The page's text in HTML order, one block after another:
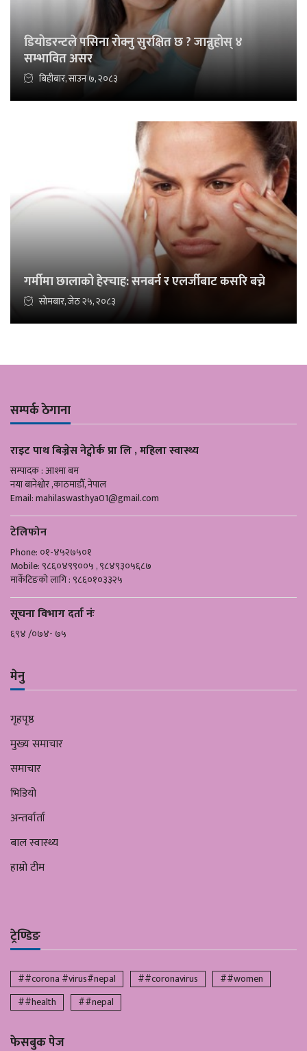
डियोडरन्टले पसिना रोक्नु सुरक्षित छ ? जान्नुहोस् ४
सम्भावित असर
बिहीबार, साउन ७, २०८३
गर्मीमा छालाको हेरचाह: सनबर्न र एलर्जीबाट कसरि बच्ने
सोमबार, जेठ २५, २०८३
सम्पर्क ठेगाना
राइट पाथ बिज्नेस नेट्वोर्क प्रा लि , महिला स्वास्थ्य
सम्पादक : आश्मा बम
नया बानेश्वोर ,काठमाडौँ, नेपाल
Email:mahilaswasthya01@gmail.com
टेलिफोन
Phone: ०१-४५२७५०१
Mobile: ९८६०४९९००५ , ९८४९३०५६८७
मार्केटिङको लागि : ९८६०१०३३२५
सूचना विभाग दर्ता नंः
६९४ /०७४- ७५
मेनु
गृहपृष्ठ
मुख्य समाचार
समाचार
भिडियो
अन्तर्वार्ता
बाल स्वास्थ्य
हाम्रो टीम
ट्रेण्डिङ
##corona #virus#nepal ##coronavirus
##women
##health
##nepal
फेसबुक पेज